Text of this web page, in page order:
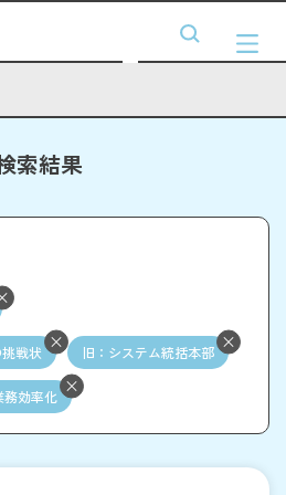
索結果
戦状 旧：システム統括本部
務効率化